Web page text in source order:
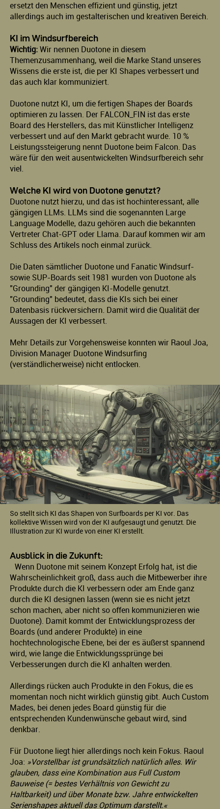
ersetzt den Menschen effizient und günstig, jetzt
allerdings auch im gestalterischen und kreativen Bereich.
KI im Windsurfbereich
Wichtig: Wir nennen Duotone in diesem
Themenzusammenhang, weil die Marke Stand unseres
Wissens die erste ist, die per KI Shapes verbessert und
das auch klar kommuniziert.
Duotone nutzt KI, um die fertigen Shapes der Boards
optimieren zu lassen. Der FALCON_FIN ist das erste
Board des Herstellers, das mit Künstlicher Intelligenz
verbessert und auf den Markt gebracht wurde. 10 %
Leistungssteigerung nennt Duotone beim Falcon. Das
wäre für den weit ausentwickelten Windsurfbereich sehr
viel.
Welche KI wird von Duotone genutzt?
Duotone nutzt hierzu, und das ist hochinteressant, alle
gängigen LLMs. LLMs sind die sogenannten Large
Language Modelle, dazu gehören auch die bekannten
Vertreter Chat-GPT oder Llama. Darauf kommen wir am
Schluss des Artikels noch einmal zurück.
Die Daten sämtlicher Duotone und Fanatic Windsurf-
sowie SUP-Boards seit 1981 wurden von Duotone als
"Grounding" der gängigen KI-Modelle genutzt.
"Grounding" bedeutet, dass die KIs sich bei einer
Datenbasis rückversichern. Damit wird die Qualität der
Aussagen der KI verbessert.
Mehr Details zur Vorgehensweise konnten wir Raoul Joa,
Division Manager Duotone Windsurfing
(verständlicherweise) nicht entlocken.
So stellt sich KI das Shapen von Surfboards per KI vor. Das
kollektive Wissen wird von der KI aufgesaugt und genutzt. Die
Illustration zur KI wurde von einer KI erstellt.
Ausblick in die Zukunft:
Wenn Duotone mit seinem Konzept Erfolg hat, ist die
Wahrscheinlichkeit groß, dass auch die Mitbewerber ihre
Produkte durch die KI verbessern oder am Ende ganz
durch die KI designen lassen (wenn sie es nicht jetzt
schon machen, aber nicht so offen kommunizieren wie
Duotone). Damit kommt der Entwicklungsprozess der
Boards (und anderer Produkte) in eine
hochtechnologische Ebene, bei der es äußerst spannend
wird, wie lange die Entwicklungssprünge bei
Verbesserungen durch die KI anhalten werden.
Allerdings rücken auch Produkte in den Fokus, die es
momentan noch nicht wirklich günstig gibt. Auch Custom
Mades, bei denen jedes Board günstig für die
entsprechenden Kundenwünsche gebaut wird, sind
denkbar.
Für Duotone liegt hier allerdings noch kein Fokus. Raoul
Joa: »Vorstellbar ist grundsätzlich natürlich alles. Wir
glauben, dass eine Kombination aus Full Custom
Bauweise (= bestes Verhältnis von Gewicht zu
Haltbarkeit) und über Monate bzw. Jahre entwickelten
Serienshapes aktuell das Optimum darstellt.«